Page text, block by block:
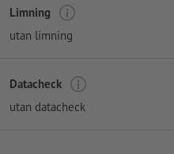
Limning
utan limning
Datacheck
utan datacheck